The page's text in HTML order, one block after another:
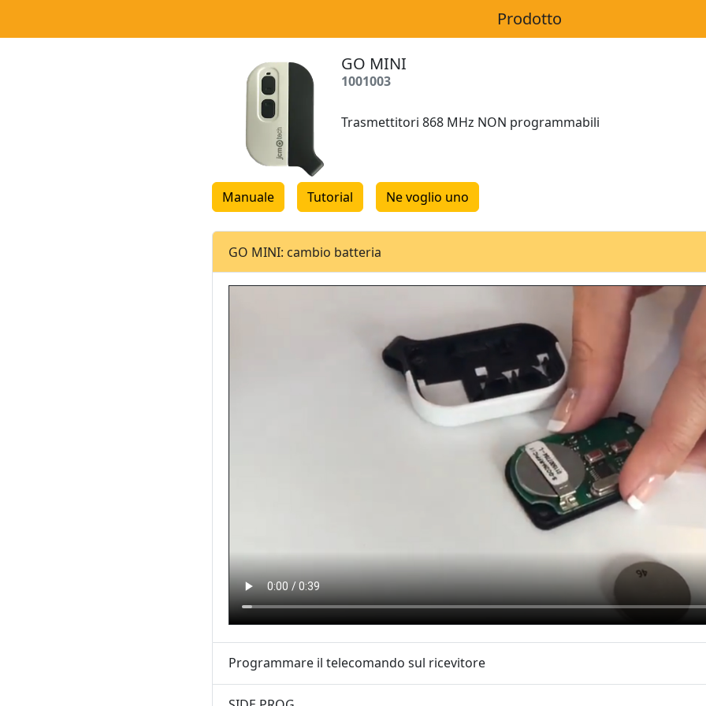
Prodotto
GO MINI
1001003
Trasmettitori 868 MHz NON programmabili
Manuale Tutorial Ne voglio uno
GO MINI: cambio batteria
Programmare il telecomando sul ricevitore